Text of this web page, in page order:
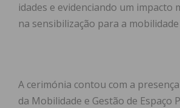
idades e evidenciando um impacto
na sensibilização para a
A cerimónia contou com a
da Mobilidade e Gestão de Espaço